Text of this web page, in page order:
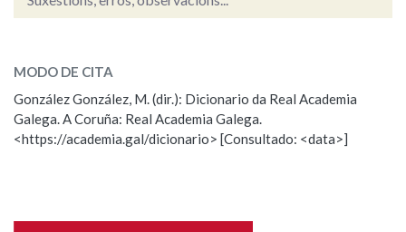
BUSCAR NO CONTIDO
Nas definicións
Observación
Nome
MODO DE CITA
González González, M. (dir.): Dicionario da Real Academia
Galega. A Coruña: Real Academia Galega.
<https://academia.gal/dicionario> [Consultado: <data>]